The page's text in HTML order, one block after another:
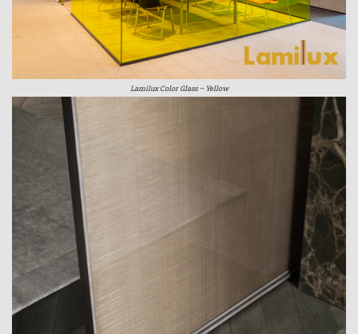
Lamilux Color Glass – Yellow